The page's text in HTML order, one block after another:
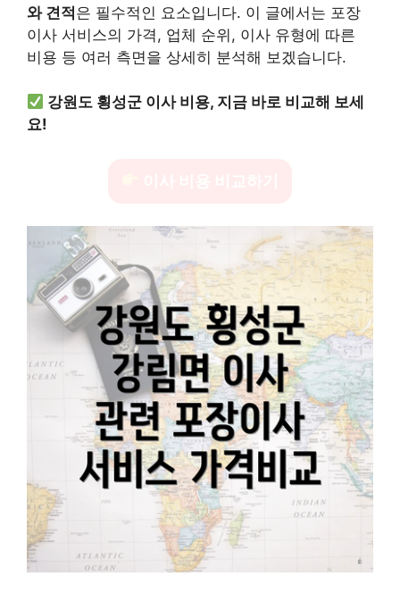
와 견적은 필수적인 요소입니다. 이 글에서는 포장
이사 서비스의 가격, 업체 순위, 이사 유형에 따른
비용 등 여러 측면을 상세히 분석해 보겠습니다.
강원도 횡성군 이사 비용, 지금 바로 비교해 보세
요!